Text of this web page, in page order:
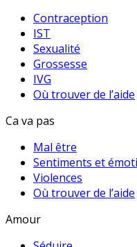
Contraception
IST
Sexualité
Grossesse
IVG
Où trouver de l’aide
Ca va pas
Mal être
Sentiments et
Violences
Où trouver de l’aide
Amour